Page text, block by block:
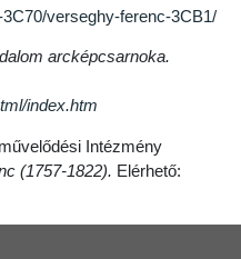
verseghy-ferenc-3CB1/
arcképcsarnoka.
index.htm
Intézmény
(1757-1822). Elérhető: